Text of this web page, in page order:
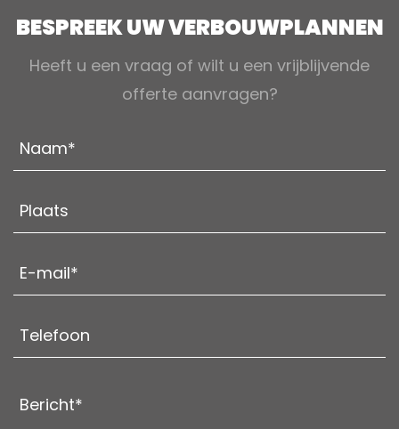
BESPREEK UW VERBOUWPLANNEN
Heeft u een vraag of wilt u een vrijblijvende
offerte aanvragen?